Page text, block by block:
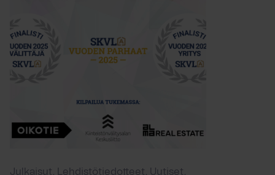
Julkaisut, Lehdistötiedotteet, Uutiset,